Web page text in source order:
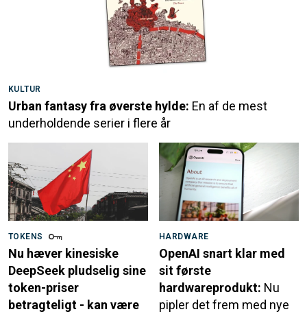
KULTUR
Urban fantasy fra øverste hylde: En af de mest
underholdende serier i flere år
TOKENS
Nu hæver kinesiske
DeepSeek pludselig sine
token-priser
betragteligt - kan være
HARDWARE
OpenAI snart klar med
sit første
hardwareprodukt: Nu
pipler det frem med nye